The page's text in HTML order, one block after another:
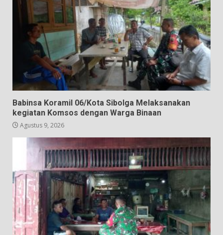
Babinsa Koramil 06/Kota Sibolga Melaksanakan
kegiatan Komsos dengan Warga Binaan
Agustus 9, 2026